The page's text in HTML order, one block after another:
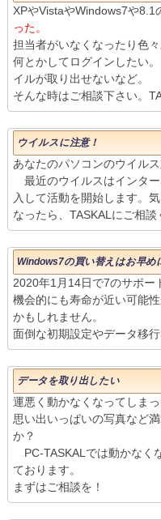
XPやVistaやWindows7や8.1
った。
担当者がいなくなったり色々
何とかしてログインしたい
イルが取り出せないなど。
そんな時はご相談下さい。
ウイルスに注意！
あなたのパソコンのウイル
最近のウイルスはインタ
入して活動を開始します。
なったら、TASKALにご相談
Windows7の買い替えはお早め
2020年1月14日で7のサポー
機会的にも寿命が近い可能
かもしれません。
面倒な初期設定やデータ移
データを取り出したい
運悪く動かなくなってしま
思い出いっぱいの写真など
か？
PC-TASKALでは動かなく
ております。
まずはご相談を！